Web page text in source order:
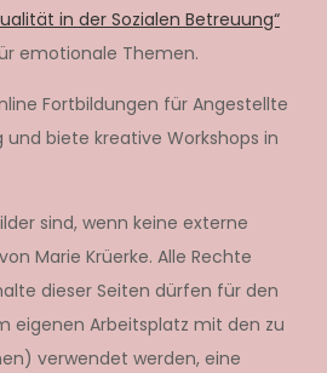
in der Sozialen Betreuung“
emotionale Themen.
Fortbildungen für Angestellte
und biete kreative Workshops in
sind, wenn keine externe
Marie Krüerke. Alle Rechte
dieser Seiten dürfen für den
eigenen Arbeitsplatz mit den zu
verwendet werden, eine